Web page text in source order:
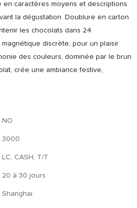
en caractères moyens et descriptions
la dégustation. Doublure en carton
les chocolats dans 24
discrète, pour un plaisir
des couleurs, dominée par le brun
crée une ambiance festive,
NO
3000
LC, CASH, T/T
20 à 30 jours
Shanghai